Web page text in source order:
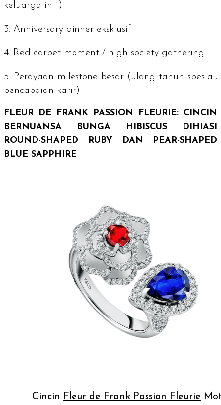
keluarga inti)
3. Anniversary dinner eksklusif
4. Red carpet moment / high society gathering
5. Perayaan milestone besar (ulang tahun spesial,
pencapaian karir)
FLEUR DE FRANK PASSION FLEURIE: CINCIN
BERNUANSA BUNGA HIBISCUS DIHIASI
ROUND-SHAPED RUBY
DAN
PEAR-SHAPED
BLUE SAPPHIRE
Cincin Fleur de Frank Passion Fleurie